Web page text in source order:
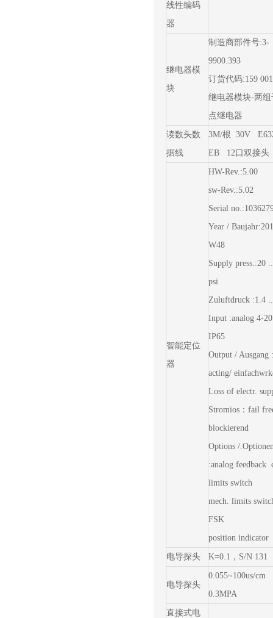
线性编码
器
继电器模
块
制造商部件号:3-
9900.393
订货代码:159
继电器模块-两组
点继电器
读数头数
据线
3M/根 30V
EB 12口双接头
智能定位
器
HW-Rev.:5.00
sw-Rev.:5.02
Serial
Year /
W48
Supply press.:20
psi
Zuluftdruck :1.4
Input :analog 4-
IP65
Output / Ausgang
acting/
Loss of electr.
Stromios：fail
blockierend
Options /
:analog feedback
limits switch
mech. limits
FSK
position indicator
电导探头 K=0.1，S/N 131
电导探头
0.055~100us/cm
0.3MPA
直接式电